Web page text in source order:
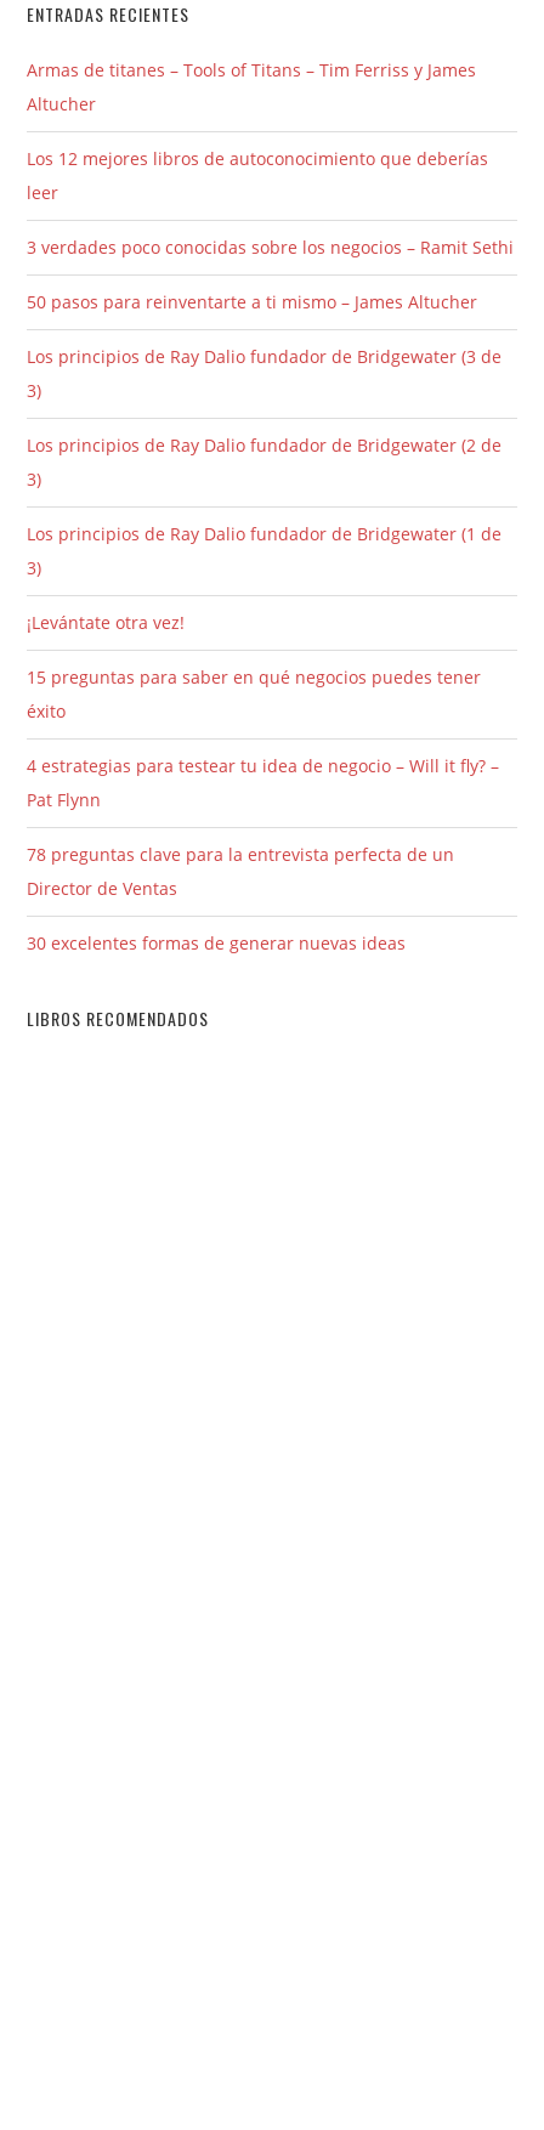
ENTRADAS RECIENTES
Armas de titanes – Tools of Titans – Tim Ferriss y James
Altucher
Los 12 mejores libros de autoconocimiento que deberías
leer
3 verdades poco conocidas sobre los negocios – Ramit Sethi
50 pasos para reinventarte a ti mismo – James Altucher
Los principios de Ray Dalio fundador de Bridgewater (3 de
3)
Los principios de Ray Dalio fundador de Bridgewater (2 de
3)
Los principios de Ray Dalio fundador de Bridgewater (1 de
3)
¡Levántate otra vez!
15 preguntas para saber en qué negocios puedes tener
éxito
4 estrategias para testear tu idea de negocio – Will it fly? –
Pat Flynn
78 preguntas clave para la entrevista perfecta de un
Director de Ventas
30 excelentes formas de generar nuevas ideas
LIBROS RECOMENDADOS